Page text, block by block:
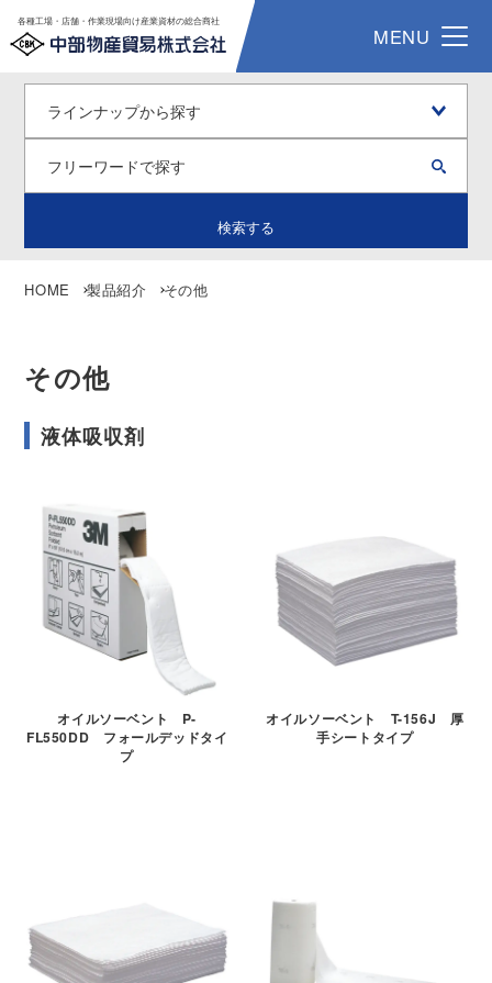
各種工場・店舗・作業現場向け産業資材の総合商社
MENU
検索する
HOME 製品紹介 その他
その他
液体吸収剤
オイルソーベント P-
FL550DD フォールデッドタイ
プ
オイルソーベント T-156J 厚
手シートタイプ